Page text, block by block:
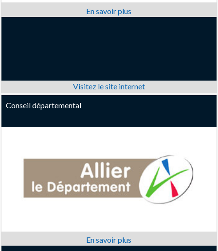
Conseil départemental